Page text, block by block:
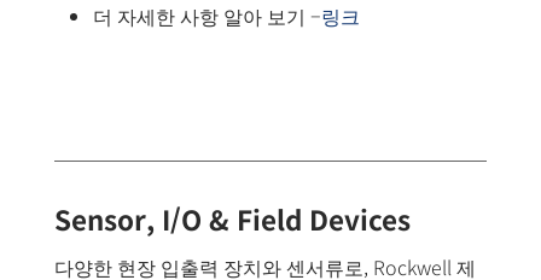
더 자세한 사항 알아 보기 –링크
Sensor, I/O & Field Devices
다양한 현장 입출력 장치와 센서류로, Rockwell 제